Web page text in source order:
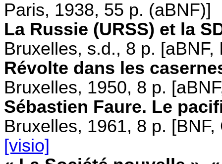
Paris, 1938, 55 p. (aBNF)]
La Russie (URSS) et la
Bruxelles, s.d., 8 p. [aBNF,
Révolte dans les
Bruxelles, 1950, 8 p.
Sébastien Faure. Le
Bruxelles, 1961, 8 p.
[visio]